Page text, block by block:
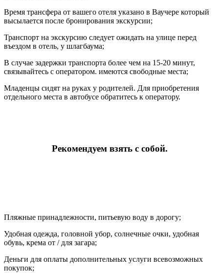
Время трансфера от вашего отеля указано в Ваучере который
высылается после бронирования экскурсии;
Транспорт на экскурсию следует ожидать на улице перед
въездом в отель, у шлагбаума;
В случае задержки транспорта более чем на 15-20 минут,
связывайтесь с оператором. имеются свободные места;
Младенцы сидят на руках у родителей. Для приобретения
отдельного места в автобусе обратитесь к оператору.
Рекомендуем взять с собой.
Пляжные принадлежности, питьевую воду в дорогу;
Удобная одежда, головной убор, солнечные очки, удобная
обувь, крема от / для загара;
Деньги для оплаты дополнительных услуги всевозможных
покупок;